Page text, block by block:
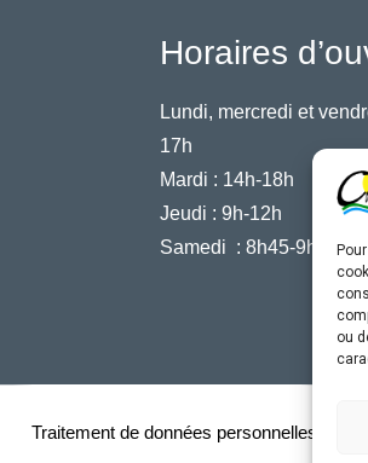
ou
Horaires
Lundi, mercredi et
17h
Mardi : 14h-18h
Jeudi : 9h-12h
Samedi : 8h45-9h45
Traitement de données personnelles